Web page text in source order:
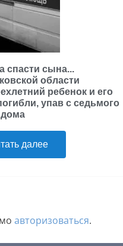
спасти сына...
области
ребенок и его
упав с седьмого
дома
далее
авторизоваться.